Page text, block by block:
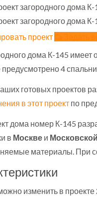
проект
дома К-145
4
готовых проектов
в этот проект по
дома номер К-145
в Москве и
материалы. При
изменить в проекте